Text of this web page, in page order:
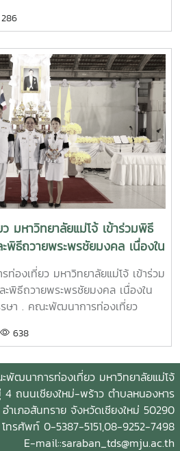
ละคณะนักวิจัย 2. ประเภทนวัตกร
ารเกษตรอย่างยั่งยืนบ้านหนองแฝก
งวัล "ประกาศเกียรติคุณ" โดย คุณ
วิสาหกิจชุมชนเกษตรกรรมพื้นบ้าน
ภทนวัตกรรมเทคโนโลยีที่เหมาะสม
โดย คณะนักวิจัยและนวัตกรชุมชน .
อนเพียงคุณภาพของงานวิจัย แต่ยัง
งการถ่ายทอดองค์ความรู้ ผ่าน
ะสม (Appropriate Learning
สู่ชุมชน เพื่อประยุกต์ใช้ชุดอุปกรณ์
เหมาะสม (Appropriate
กับความต้องการ ช่วยแก้ไขปัญหา
บทพื้นที่ของ 150 ครัวเรือนในตำบล
ตำบลสำราญราษฎร์ อำเภอ
. โครงการสามารถสร้างผลลัพธ์รูป
การเพิ่มขึ้นของรายได้ครัวเรือนสุทธิ
ชุมชนฐานราก และการพัฒนา "นวัต
เรือนและชุมชนในพื้นที่ใกล้เคียงอื่น
กฐานสำคัญของการพัฒนาท้องถิ่น
นาการท่องเที่ยวเชื่อมั่นว่า การ
Development) ต้องเริ่มจาก
บครัวเรือนซึ่งเป็นหน่วยย่อยที่สุดของ
ร็จในระดับที่กว้างขึ้น ทั้งมิติเชิง
และสิ่งแวดล้อม ผ่านการใช้ประโยชน์
าวิทยาลัยราชภัฏภูเก็ต เป็น
#มหาวิทยาลัยแม่โจ้
ท่องเที่ยวแม่โจ้
286
มหาวิทยาลัยแม่โจ้ เข้าร่วมพิธี
ธีถวายพระพรชัยมงคล เนื่องใน
รษา
องเที่ยว มหาวิทยาลัยแม่โจ้ เข้าร่วม
ธีถวายพระพรชัยมงคล เนื่องใน
ษา . คณะพัฒนาการท่องเที่ยว
นดิน โดยลงทะเบียนในเวลา 16.00
แม่โจ้ เนื่องในโอกาสวันเฉลิม
เด็จพระเจ้าอยู่หัว . ในการนี้ อาจารย์
บดีคณะพัฒนาการท่องเที่ยว ได้รับ
ดยมี นางสาวศิริพร ดวงดี หัวหน้างาน
บดีคณะพัฒนาการท่องเที่ยว และ
638
พัฒนาการท่องเที่ยว มหาวิทยาลัยแม่โจ้
4 ถนนเชียงใหม่-พร้าว ตำบลหนองหาร
อำเภอสันทราย จังหวัดเชียงใหม่ 50290
โทรศัพท์ 0-5387-5151,08-9252-7498
E-mail::saraban_tds@mju.ac.th